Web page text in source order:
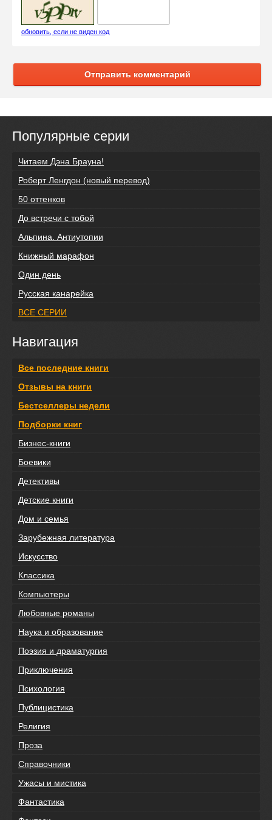
обновить, если не виден код
Отправить комментарий
Популярные серии
Читаем Дэна Брауна!
Роберт Ленгдон (новый перевод)
50 оттенков
До встречи с тобой
Альпина. Антиутопии
Книжный марафон
Один день
Русская канарейка
ВСЕ СЕРИИ
Навигация
Все последние книги
Отзывы на книги
Бестселлеры недели
Подборки книг
Бизнес-книги
Боевики
Детективы
Детские книги
Дом и семья
Зарубежная литература
Искусство
Классика
Компьютеры
Любовные романы
Наука и образование
Поэзия и драматургия
Приключения
Психология
Публицистика
Религия
Проза
Справочники
Ужасы и мистика
Фантастика